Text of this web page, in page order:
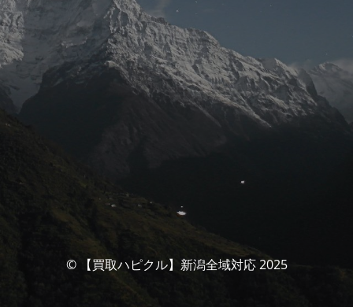
© 【買取ハピクル】新潟全域対応 2025